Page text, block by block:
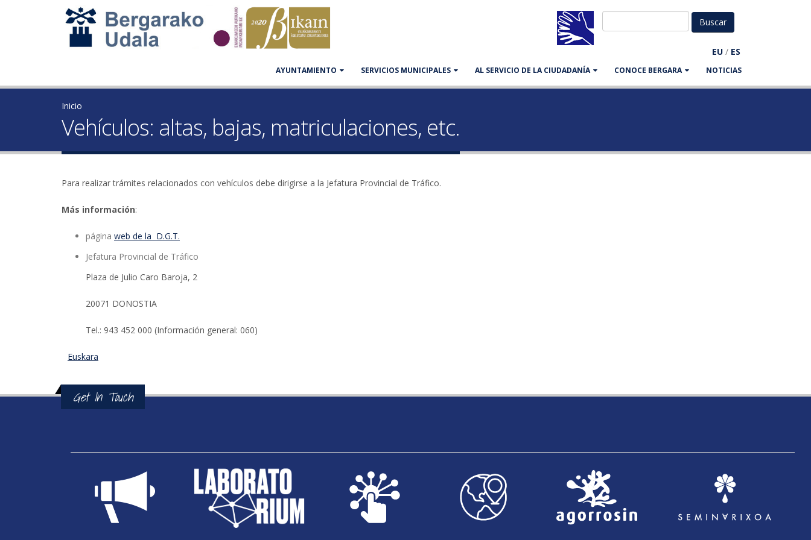
EU / ES
AYUNTAMIENTO SERVICIOS MUNICIPALES AL SERVICIO DE LA CIUDADANÍA CONOCE BERGARA NOTICIAS
Inicio
Vehículos: altas, bajas, matriculaciones, etc.
Para realizar trámites relacionados con vehículos debe dirigirse a la Jefatura Provincial de Tráfico.
Más información:
página web de la D.G.T.
Jefatura Provincial de Tráfico
Plaza de Julio Caro Baroja, 2
20071 DONOSTIA
Tel.: 943 452 000 (Información general: 060)
Euskara
Get In Touch